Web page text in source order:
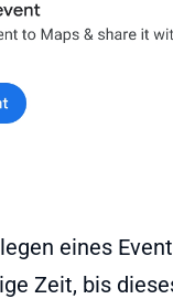
eines
Zeit, bis